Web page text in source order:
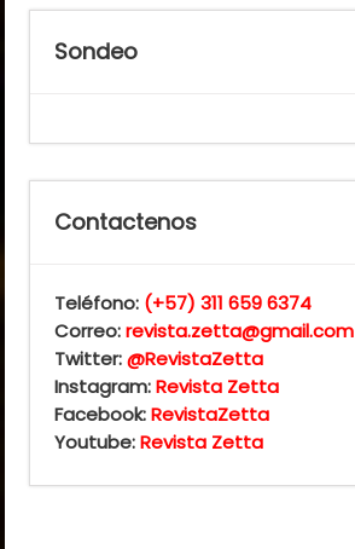
Sondeo
Contactenos
Teléfono: (+57) 311 659 6374
Correo:revista.zetta@gmail.com
Twitter:@RevistaZetta
Instagram:Revista Zetta
Facebook:RevistaZetta
Youtube:Revista Zetta